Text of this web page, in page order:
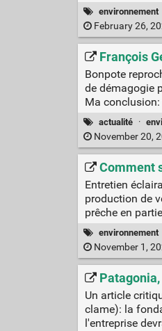
environnement
February 26,
François
Bonpote
de démagogie
Ma
actualité ·
November 20,
Comment
Entretien
production de
prêche en
environnement
November 1,
Un article
clame): la
l'entreprise